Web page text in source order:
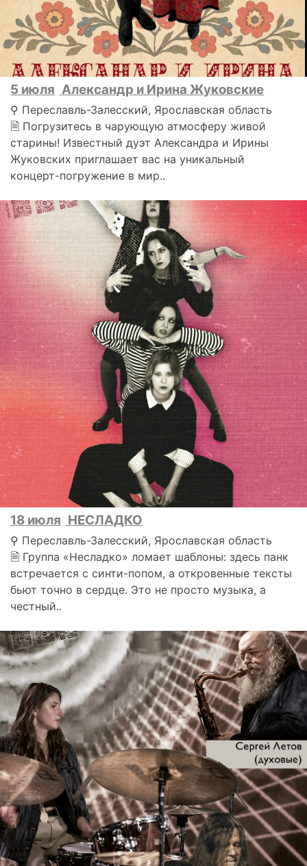
5 июля Александр и Ирина Жуковские
⚲ Переславль-Залесский, Ярославская область
🗎 Погрузитесь в чарующую атмосферу живой
старины! Известный дуэт Александра и Ирины
Жуковских приглашает вас на уникальный
концерт-погружение в мир..
18 июля НЕСЛАДКО
⚲ Переславль-Залесский, Ярославская область
🗎 Группа «Несладко» ломает шаблоны: здесь панк
встречается с синти-попом, а откровенные тексты
бьют точно в сердце. Это не просто музыка, а
честный..